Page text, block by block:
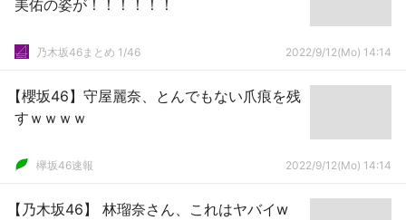
美佑の姿が！！！！！！
乃木坂46まとめ 1/46 2022/9/12(Mo) 14:14
【櫻坂46】守屋麗奈、とんでもない爪痕を残
すｗｗｗｗ
欅坂46速報 2022/9/12(Mo) 14:14
【乃木坂46】 林瑠奈さん、これはヤバイw